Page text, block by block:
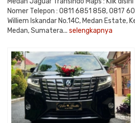
Nomer Telepon : 0811 6851 858, 0817
Williem Iskandar No.14C, Medan Estate,
Medan, Sumatera... selengkapnya